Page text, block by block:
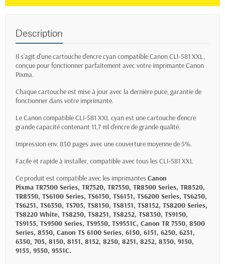
Description
Il s'agit d'une cartouche d'encre cyan compatible Canon CLI-581 XXL,
conçue pour fonctionner parfaitement avec votre imprimante Canon
Pixma.
Chaque cartouche est mise à jour avec la dernière puce, garantie de
fonctionner dans votre imprimante.
Le Canon compatible CLI-581 XXL cyan est une cartouche d'encre
grande capacité contenant 11,7 ml d'encre de grande qualité.
Impression env. 830 pages avec une couverture moyenne de 5%.
Facile et rapide à installer, compatible avec tous les CLI-581 XXL
Ce produit est compatible avec les imprimantesCanon
Pixma TR7500 Series, TR7520, TR7550, TR8500 Series, TR8520,
TR8550, TS6100 Series, TS6150, TS6151, TS6200 Series, TS6250,
TS6251, TS6350, TS705, TS8150, TS8151, TS8152, TS8200 Series,
TS8220 White, TS8250, TS8251, TS8252, TS8350, TS9150,
TS9155, TS9500 Series, TS9550, TS9551C, Canon TR 7550, 8500
Series, 8550, Canon TS 6100 Series, 6150, 6151, 6250, 6251,
6350, 705, 8150, 8151, 8152, 8250, 8251, 8252, 8350, 9150,
9155, 9550, 9551C.